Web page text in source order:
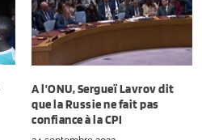
A l’ONU, Sergueï Lavrov dit
que la Russie ne fait pas
confiance à la CPI